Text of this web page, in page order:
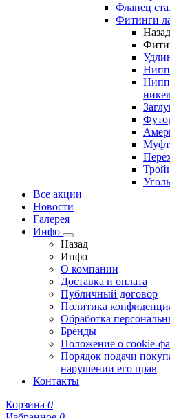
Фланец
Фитинги
Назад
Все акции
Новости
Галерея
Инфо
Назад
Инфо
О компании
Доставка и оплата
Публичный договор
Политика
Обработка
Бренды
Положение о cookie-
Порядок подачи
нарушении его прав
Контакты
Корзина 0